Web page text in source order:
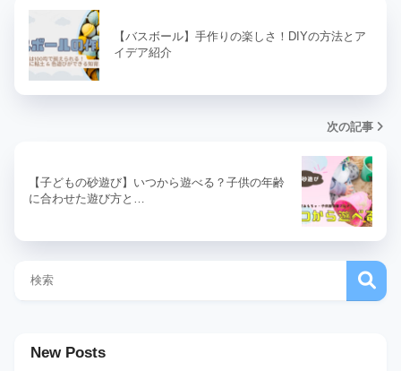
【バスボール】手作りの楽しさ！DIYの方法とア
イデア紹介
次の記事
【子どもの砂遊び】いつから遊べる？子供の年齢
に合わせた遊び方と…
New Posts